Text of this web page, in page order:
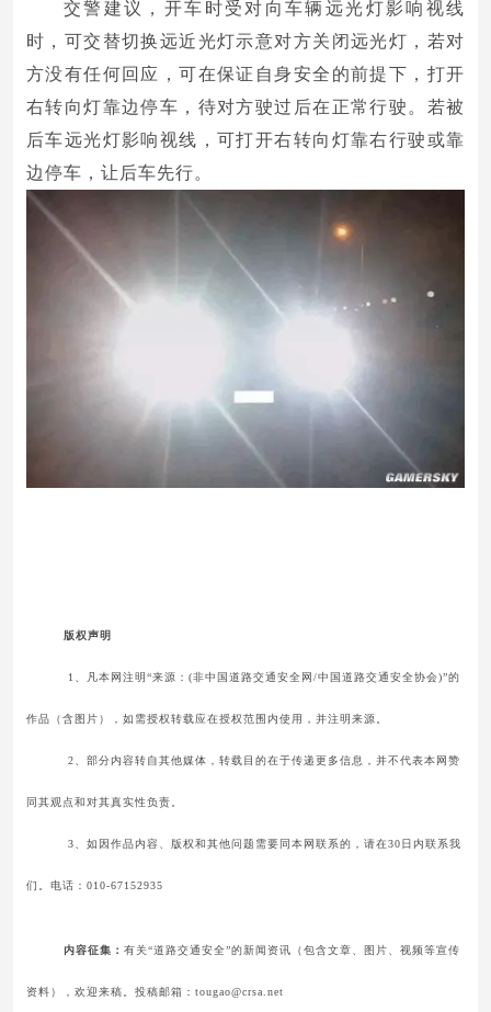
交警建议，开车时受对向车辆远光灯影响视线
时，可交替切换远近光灯示意对方关闭远光灯，若对
方没有任何回应，可在保证自身安全的前提下，打开
右转向灯靠边停车，待对方驶过后在正常行驶。若被
后车远光灯影响视线，可打开右转向灯靠右行驶或靠
边停车，让后车先行。
版权声明
1、凡本网注明“来源：(非中国道路交通安全网/中国道路交通安全协会)”的
作品（含图片），如需授权转载应在授权范围内使用，并注明来源。
2、部分内容转自其他媒体，转载目的在于传递更多信息，并不代表本网赞
同其观点和对其真实性负责。
3、如因作品内容、版权和其他问题需要同本网联系的，请在30日内联系我
们。电话：010-67152935
内容征集： 有关“道路交通安全”的新闻资讯（包含文章、图片、视频等宣传
资料），欢迎来稿。投稿邮箱：tougao@crsa.net